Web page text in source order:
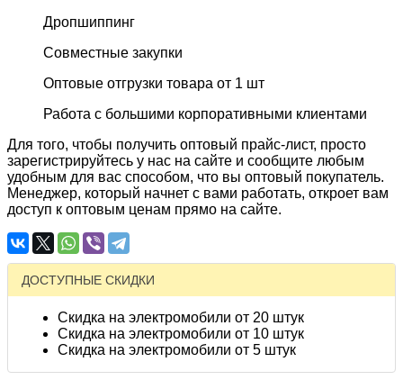
Дропшиппинг
Совместные закупки
Оптовые отгрузки товара от 1 шт
Работа с большими корпоративными клиентами
Для того, чтобы получить оптовый прайс-лист, просто
зарегистрируйтесь у нас на сайте и сообщите любым
удобным для вас способом, что вы оптовый покупатель.
Менеджер, который начнет с вами работать, откроет вам
доступ к оптовым ценам прямо на сайте.
ДОСТУПНЫЕ СКИДКИ
Скидка на электромобили от 20 штук
Скидка на электромобили от 10 штук
Скидка на электромобили от 5 штук